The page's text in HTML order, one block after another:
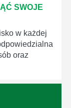
SWOJE
w każdej
oraz